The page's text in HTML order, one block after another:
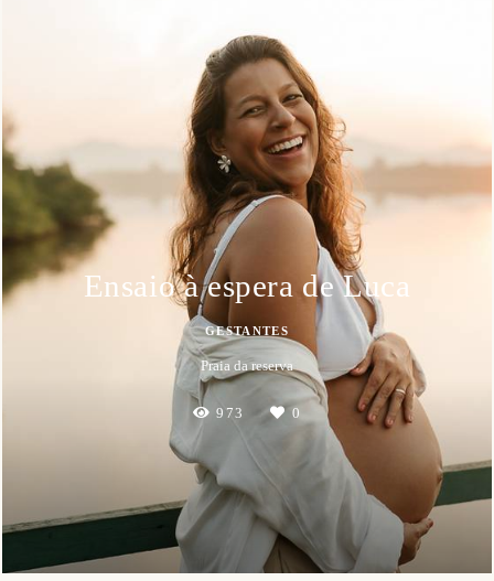
Ensaio à espera de Luca
GESTANTES
Praia da reserva
973 0